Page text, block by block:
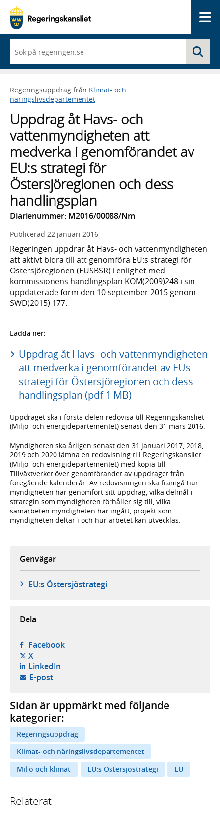
du
börjar
skriva
framträder
en
med
sökförslag
Regeringsuppdrag från Klimat- och
näringslivsdepartementet
Uppdrag åt Havs- och
vattenmyndigheten att
medverka i genomförandet av
EU:s strategi för
Östersjöregionen och dess
handlingsplan
Diarienummer: M2016/00088/Nm
Publicerad 22 januari 2016
Regeringen uppdrar åt Havs- och vattenmyndigheten
att aktivt bidra till att genomföra EU:s strategi för
Östersjöregionen (EUSBSR) i enlighet med
kommissionens handlingsplan KOM(2009)248 i sin
uppdaterade form den 10 september 2015 genom
SWD(2015) 177.
Ladda ner:
Uppdrag åt Havs- och vattenmyndigheten
att medverka i genomförandet av EUs
strategi för Östersjöregionen och dess
handlingsplan (pdf 1 MB)
Uppdraget ska i första delen redovisa till Regeringskansliet
(Miljö- och energidepartementet) senast den 31 mars 2016.
Myndigheten ska årligen senast den 31 januari 2017, 2018,
2019 och 2020 lämna en redovisning till Regeringskansliet
(Miljö- och energidepartementet) med kopia till
Tillväxtverket över genomförandet av uppdraget från
föregående kalenderår. Av redovisningen ska framgå hur
myndigheten har genomfört sitt uppdrag, vilka delmål i
strategin som myndigheten förhåller sig till, vilka
samarbeten myndigheten har ingått, projekt som
myndigheten deltar i och hur arbetet kan utvecklas.
Genvägar
EU:s Östersjöstrategi
Dela
Facebook- öppnas i ny flik, extern webbplats,
X- öppnas i ny flik, extern webbplats,
LinkedIn- öppnas i ny flik, extern webbplats,
E-post- öppnar din e-postklient,
Sidan är uppmärkt med följande
kategorier:
Regeringsuppdrag
Klimat- och näringslivsdepartementet
Miljö och klimat
EU:s Östersjöstrategi EU
Relaterat